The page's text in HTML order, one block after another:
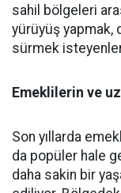
sahil bölgeleri
yürüyüş yapmak,
sürmek
Emeklilerin ve
Son yıllarda
da popüler hale
daha sakin bir